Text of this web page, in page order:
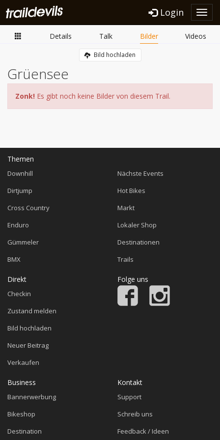
Login
Details Talk Bilder Videos
Bild hochladen
Grüensee
Zonk! Es gibt noch keine Bilder von diesem Trail.
Themen
Downhill
Dirtjump
Cross Country
Enduro
Gümmeler
BMX
Nächste Events
Hot Bikes
Markt
Lokaler Shop
Destinationen
Trails
Direkt
Checkin
Zustand melden
Bild hochladen
Neuer Beitrag
Verkaufen
Folge uns
Business
Bannerwerbung
Bikeshop
Destination
Kontakt
Support
Schreib uns
Feedback / Ideen